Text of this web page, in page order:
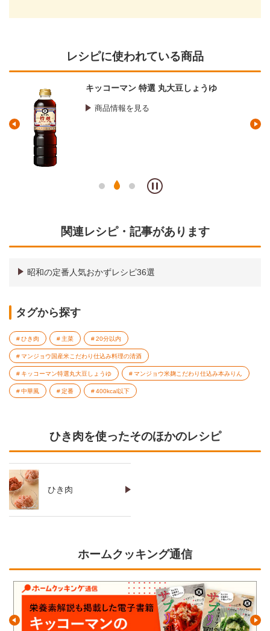
レシピに使われている商品
キッコーマン 特選 丸大豆しょうゆ
商品情報を見る
関連レシピ・記事があります
昭和の定番人気おかずレシピ36選
タグから探す
ひき肉 主菜 20分以内
マンジョウ国産米こだわり仕込み料理の清酒
キッコーマン特選丸大豆しょうゆ マンジョウ米麹こだわり仕込み本みりん
中華風 定番 400kcal以下
ひき肉を使ったそのほかのレシピ
ひき肉
ホームクッキング通信